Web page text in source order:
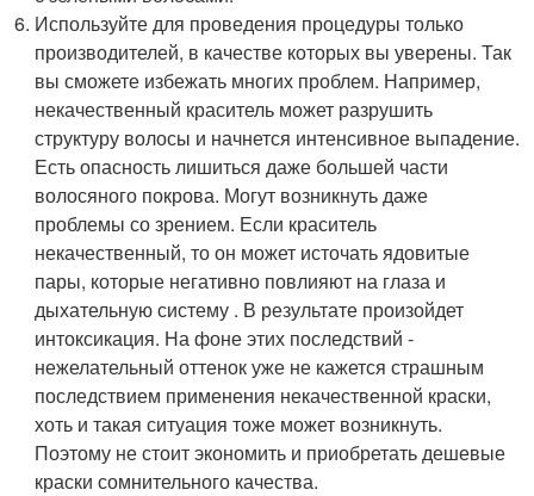
Используйте для проведения процедуры только
производителей, в качестве которых вы уверены. Так
вы сможете избежать многих проблем. Например,
некачественный краситель может разрушить
структуру волосы и начнется интенсивное выпадение.
Есть опасность лишиться даже большей части
волосяного покрова. Могут возникнуть даже
проблемы со зрением. Если краситель
некачественный, то он может источать ядовитые
пары, которые негативно повлияют на глаза и
дыхательную систему . В результате произойдет
интоксикация. На фоне этих последствий -
нежелательный оттенок уже не кажется страшным
последствием применения некачественной краски,
хоть и такая ситуация тоже может возникнуть.
Поэтому не стоит экономить и приобретать дешевые
краски сомнительного качества.